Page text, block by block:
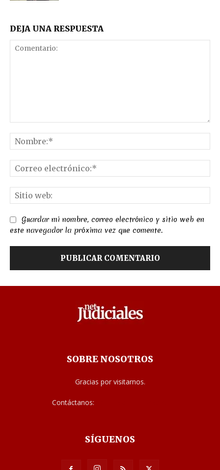
DEJA UNA RESPUESTA
Guardar mi nombre, correo electrónico y sitio web en
este navegador la próxima vez que comente.
SOBRE NOSOTROS
Gracias por visitarnos.
Contáctanos:
SÍGUENOS